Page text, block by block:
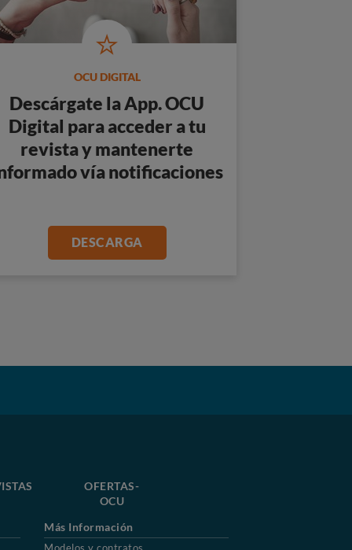
OCU DIGITAL
Descárgate laApp. OCU
Digital para acceder a tu
revista y mantenerte
vía notificaciones
DESCARGA
OFERTAS-
OCU
Más Información